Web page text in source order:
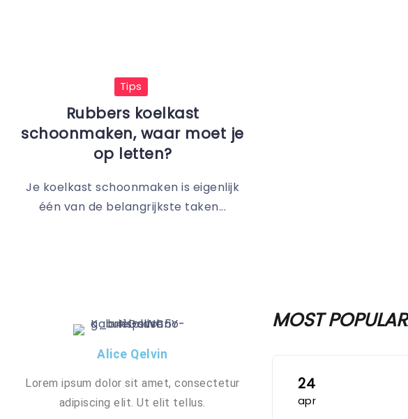
Tips
Rubbers koelkast
schoonmaken, waar moet je
op letten?
Je koelkast schoonmaken is eigenlijk
één van de belangrijkste taken...
Alice Qelvin
Lorem ipsum dolor sit amet, consectetur
adipiscing elit. Ut elit tellus.
MOST POPULAR
24
apr